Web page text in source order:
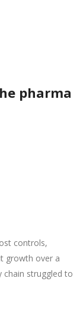
pharma
controls,
growth over a
struggled to